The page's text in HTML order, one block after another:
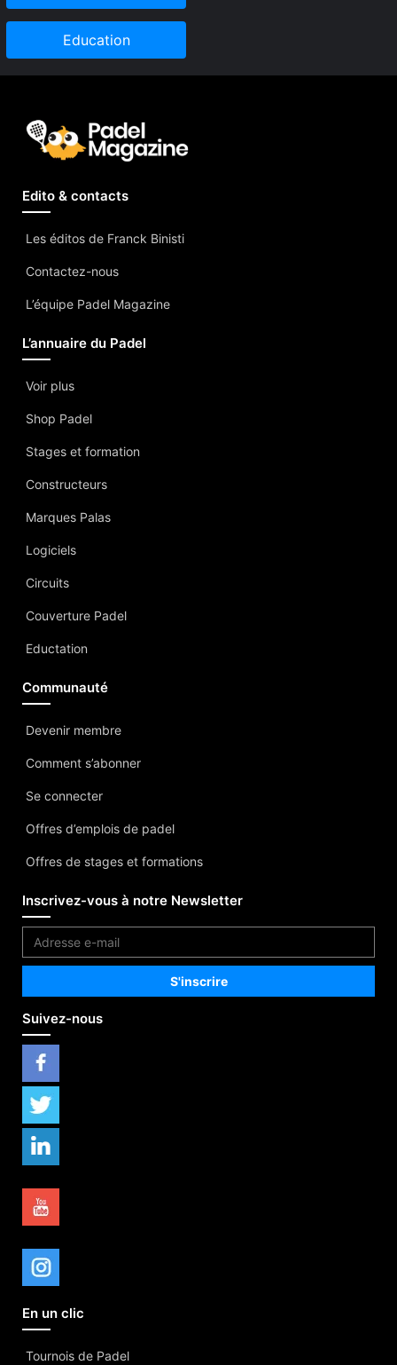
Education
Edito & contacts
Les éditos de Franck Binisti
Contactez-nous
L’équipe Padel Magazine
L’annuaire du Padel
Voir plus
Shop Padel
Stages et formation
Constructeurs
Marques Palas
Logiciels
Circuits
Couverture Padel
Eductation
Communauté
Devenir membre
Comment s’abonner
Se connecter
Offres d’emplois de padel
Offres de stages et formations
Inscrivez-vous à notre Newsletter
Suivez-nous
En un clic
Tournois de Padel